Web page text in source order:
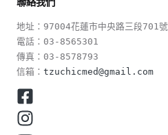
地址：97004花蓮市中央路三段701
電話：03-8565301
傳真：03-8578793
信箱： tzuchicmed@gmail.com